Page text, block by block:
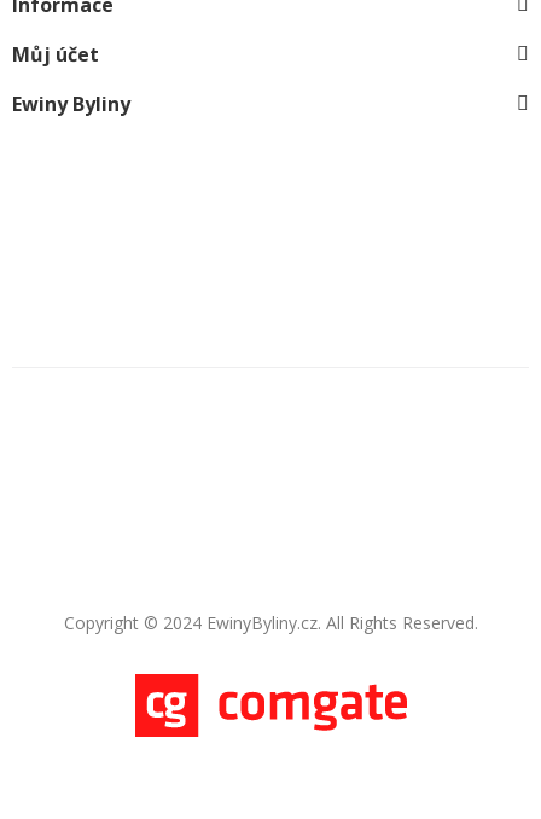
Můj účet
Ewiny Byliny
Copyright © 2024 EwinyByliny.cz. All Rights Reserved.